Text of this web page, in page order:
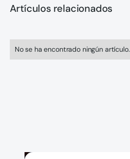
Artículos relacionados
No se ha encontrado ningún artículo.